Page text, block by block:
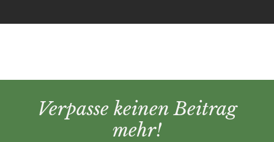
Verpasse keinen Beitrag
mehr!